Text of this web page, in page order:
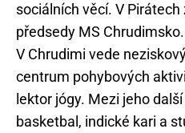
sociálních věcí. V
předsedy MS Chrudimsko.
V Chrudimi vede
centrum pohybových
lektor jógy. Mezi jeho
basketbal, indické kari a